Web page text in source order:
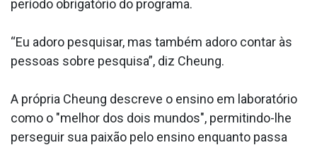
período obrigatório do programa.
“Eu adoro pesquisar, mas também adoro contar às
pessoas sobre pesquisa”, diz Cheung.
A própria Cheung descreve o ensino em laboratório
como o "melhor dos dois mundos", permitindo-lhe
perseguir sua paixão pelo ensino enquanto passa